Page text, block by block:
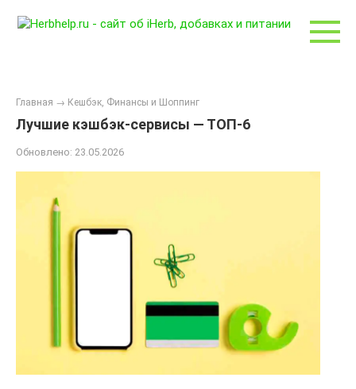
Главная → Кешбэк, Финансы и Шоппинг
Лучшие кэшбэк-сервисы — ТОП-6
Обновлено: 23.05.2026